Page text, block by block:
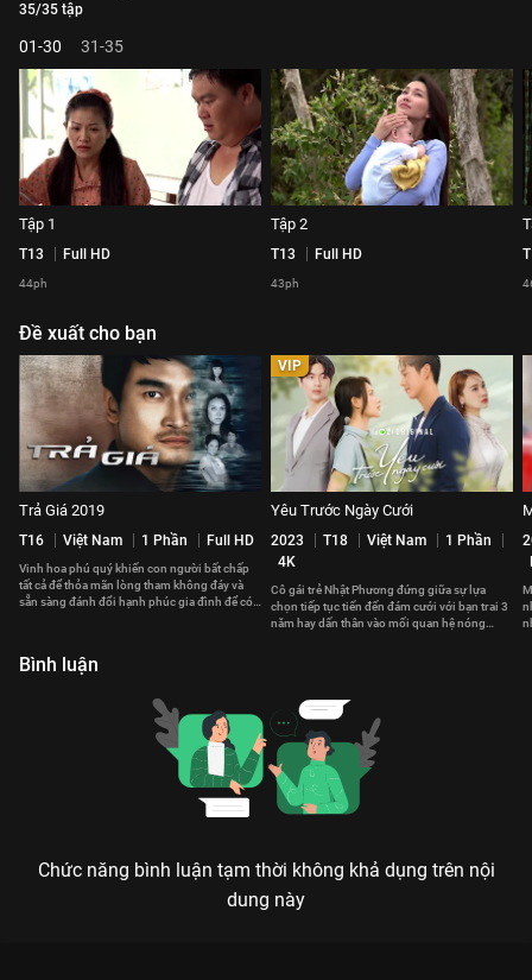
35/35 tập
01-30 31-35
Tập 1
T13 Full HD
44ph
Tập 2
T13 Full HD
43ph
Đề xuất cho bạn
Trả Giá 2019
T16 Việt Nam 1 Phần Full HD
Vinh hoa phú quý khiến con người bất chấp
tất cả để thỏa mãn lòng tham không đáy và
sẵn sàng đánh đổi hạnh phúc gia đình để có
VIP
Yêu Trước Ngày Cưới
2023 T18 Việt Nam
1 Phần
4K
Cô gái trẻ Nhật Phương đứng giữa sự lựa
chọn tiếp tục tiến đến đám cưới với bạn trai 3
năm hay dấn thân vào mối quan hệ nóng
Bình luận
Chức năng bình luận tạm thời không khả dụng trên nội
dung này